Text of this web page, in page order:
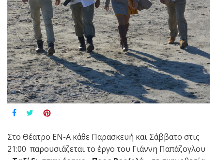
Στο Θέατρο ΕΝ-Α κάθε Παρασκευή και Σάββατο στις
21:00 παρουσιάζεται το έργο του Γιάννη Παπάζογλου